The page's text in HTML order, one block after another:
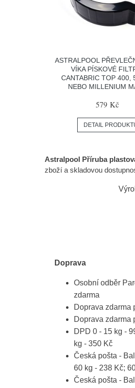
ASTRALPOOL
VÍKA PÍSKOVÉ
CANTABRIC TOP 400,
NEBO MILLENIUM
579 Kč
DETAIL
Astralpool Příruba
zboží a skladovou
Doprava
Osobní odběr
zdarma
Doprava zdarma
Doprava zdarma
DPD 0 - 15 kg -
kg - 350 Kč
Česká pošta -
60 kg - 238 Kč;
Česká pošta -